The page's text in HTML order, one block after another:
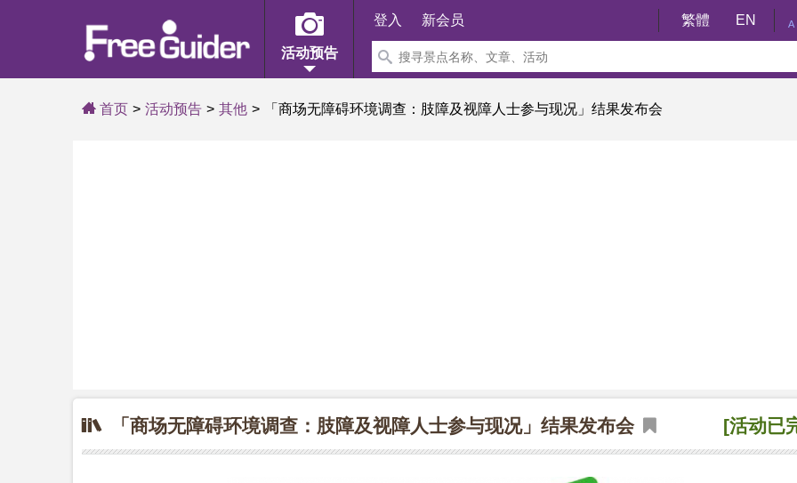
活动预告
登入 新会员 繁體 EN A
首页 活动预告 其他 「商场无障碍环境调查：肢障及视障人士参与现况」结果发布会
[活动已
「商场无障碍环境调查：肢障及视障人士参与现况」结果发布会